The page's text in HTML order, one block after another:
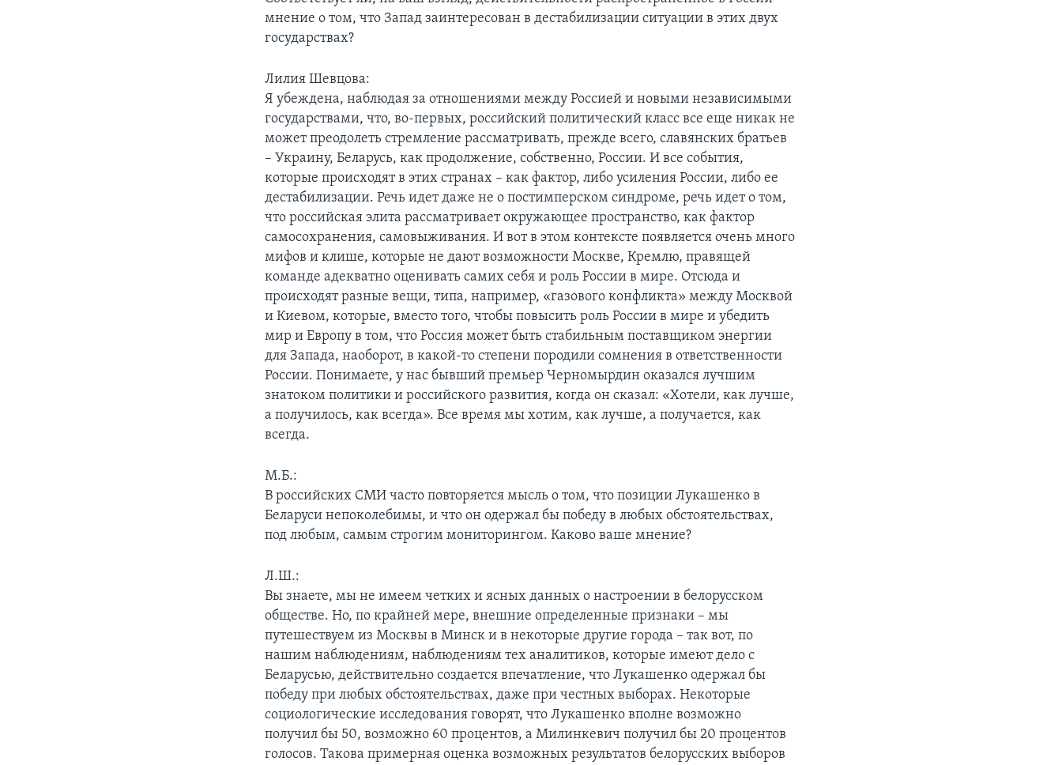
мнение о том, что Запад заинтересован в дестабилизации ситуации в этих двух
государствах?
Лилия Шевцова:
Я убеждена, наблюдая за отношениями между Россией и новыми независимыми
государствами, что, во-первых, российский политический класс все еще никак не
может преодолеть стремление рассматривать, прежде всего, славянских братьев
– Украину, Беларусь, как продолжение, собственно, России. И все события,
которые происходят в этих странах – как фактор, либо усиления России, либо ее
дестабилизации. Речь идет даже не о постимперском синдроме, речь идет о том,
что российская элита рассматривает окружающее пространство, как фактор
самосохранения, самовыживания. И вот в этом контексте появляется очень много
мифов и клише, которые не дают возможности Москве, Кремлю, правящей
команде адекватно оценивать самих себя и роль России в мире. Отсюда и
происходят разные вещи, типа, например, «газового конфликта» между Москвой
и Киевом, которые, вместо того, чтобы повысить роль России в мире и убедить
мир и Европу в том, что Россия может быть стабильным поставщиком энергии
для Запада, наоборот, в какой-то степени породили сомнения в ответственности
России. Понимаете, у нас бывший премьер Черномырдин оказался лучшим
знатоком политики и российского развития, когда он сказал: «Хотели, как лучше,
а получилось, как всегда». Все время мы хотим, как лучше, а получается, как
всегда.
М.Б.:
В российских СМИ часто повторяется мысль о том, что позиции Лукашенко в
Беларуси непоколебимы, и что он одержал бы победу в любых обстоятельствах,
под любым, самым строгим мониторингом. Каково ваше мнение?
Л.Ш.:
Вы знаете, мы не имеем четких и ясных данных о настроении в белорусском
обществе. Но, по крайней мере, внешние определенные признаки – мы
путешествуем из Москвы в Минск и в некоторые другие города – так вот, по
нашим наблюдениям, наблюдениям тех аналитиков, которые имеют дело с
Беларусью, действительно создается впечатление, что Лукашенко одержал бы
победу при любых обстоятельствах, даже при честных выборах. Некоторые
социологические исследования говорят, что Лукашенко вполне возможно
получил бы 50, возможно 60 процентов, а Милинкевич получил бы 20 процентов
голосов. Такова примерная оценка возможных результатов белорусских выборов